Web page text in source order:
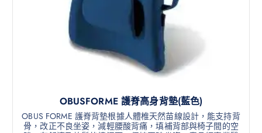
OBUSFORME 護脊高身背墊(藍色)
OBUS FORME 護脊背墊根據人體椎天然苗線設計，能支持背
骨，改正不良坐姿，減輕腰酸背痛，填補背部與椅子間的空